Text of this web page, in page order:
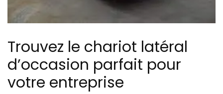
Trouvez le chariot latéral
d’occasion parfait pour
votre entreprise